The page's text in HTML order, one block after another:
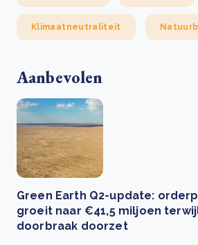
Klimaatneutraliteit
Aanbevolen
Green Earth Q2-update:
groeit naar €41,5 miljoen
doorbraak doorzet